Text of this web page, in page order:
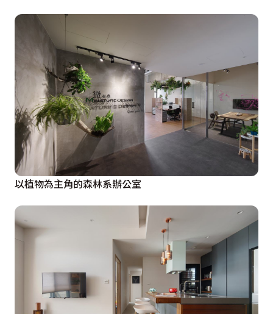
以植物為主角的森林系辦公室